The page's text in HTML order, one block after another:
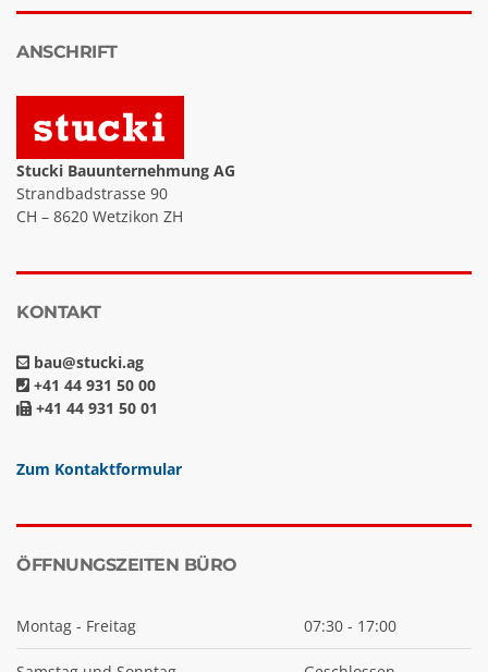
ANSCHRIFT
Stucki Bauunternehmung AG
Strandbadstrasse 90
CH – 8620 Wetzikon ZH
KONTAKT
bau@stucki.ag
+41 44 931 50 00
+41 44 931 50 01
Zum Kontaktformular
ÖFFNUNGSZEITEN BÜRO
Montag - Freitag 07:30 - 17:00